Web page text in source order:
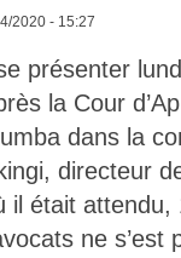
2020 - 15:27
présenter
la Cour
dans la
directeur
il était
ne s’est